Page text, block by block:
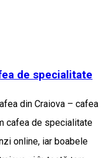
de specialitate
din Craiova – cafea
cafea de specialitate
online, iar boabele